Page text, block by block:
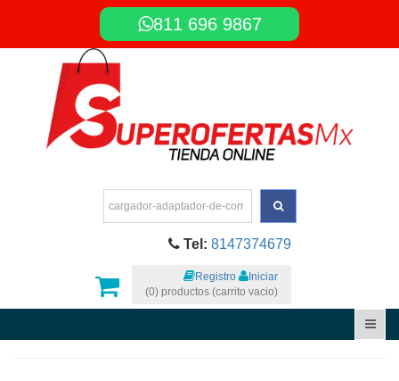
811 696 9867
Tel: 8147374679
Registro
Iniciar
(0) productos (carrito vacio)